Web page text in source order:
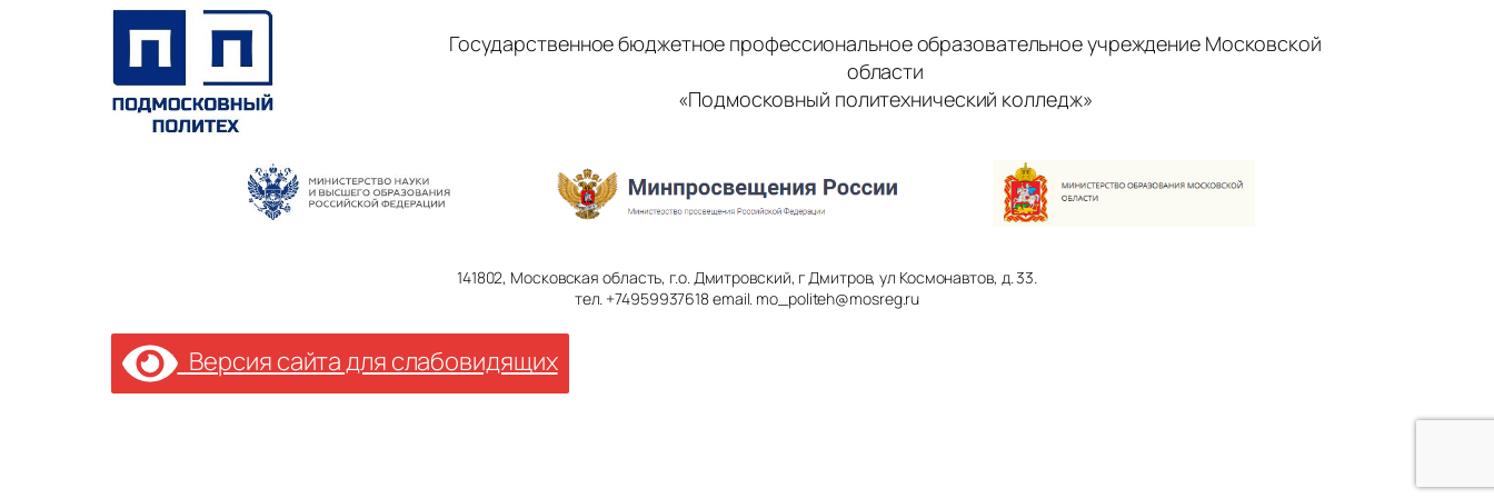
Государственное бюджетное профессиональное образовательное учреждение Московской
области
«Подмосковный политехнический колледж»
141802, Московская область, г.о. Дмитровский, г Дмитров, ул Космонавтов, д. 33.
тел. +74959937618 email. mo_politeh@mosreg.ru
Версия сайта для слабовидящих